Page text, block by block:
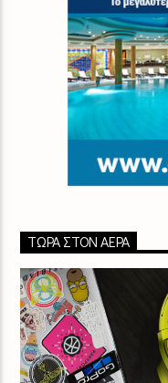
ΤΏΡΑ ΣΤΟΝ ΑΈΡΑ